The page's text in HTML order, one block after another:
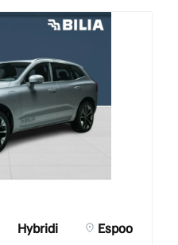
Hybridi Espoo